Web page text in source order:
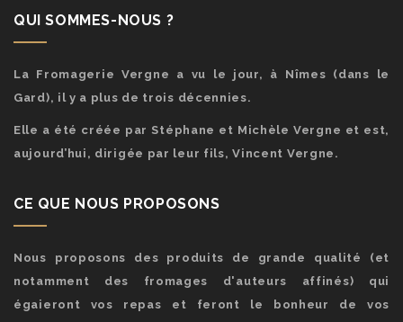
QUI SOMMES-NOUS ?
La Fromagerie Vergne a vu le jour, à Nîmes (dans le
Gard), il y a plus de trois décennies.
Elle a été créée par Stéphane et Michèle Vergne et est,
aujourd’hui, dirigée par leur fils, Vincent Vergne.
CE QUE NOUS PROPOSONS
Nous proposons des produits de grande qualité (et
notamment des fromages d'auteurs affinés) qui
égaieront vos repas et feront le bonheur de vos